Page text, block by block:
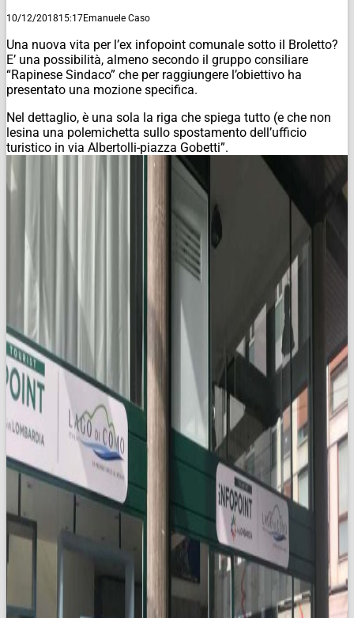
10/12/201815:17Emanuele Caso
Una nuova vita per l’ex infopoint comunale sotto il Broletto?
E’ una possibilità, almeno secondo il gruppo consiliare
“Rapinese Sindaco” che per raggiungere l’obiettivo ha
presentato una mozione specifica.
Nel dettaglio, è una sola la riga che spiega tutto (e che non
lesina una polemichetta sullo spostamento dell’ufficio
turistico in via Albertolli-piazza Gobetti”.